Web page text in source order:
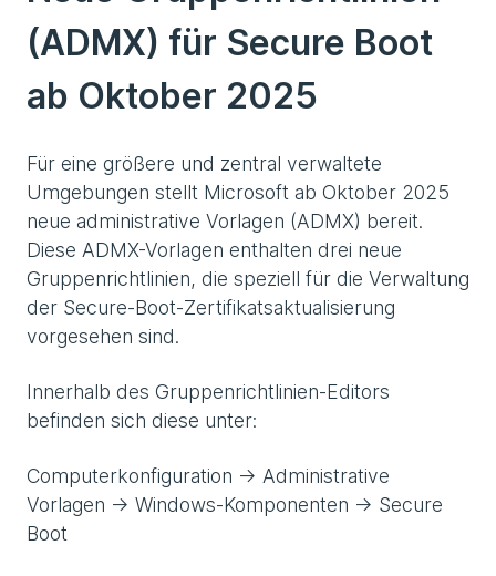
(ADMX) für Secure Boot
ab Oktober 2025
Für eine größere und zentral verwaltete
Umgebungen stellt Microsoft ab Oktober 2025
neue administrative Vorlagen (ADMX) bereit.
Diese ADMX-Vorlagen enthalten drei neue
Gruppenrichtlinien, die speziell für die Verwaltung
der Secure-Boot-Zertifikatsaktualisierung
vorgesehen sind.
Innerhalb des Gruppenrichtlinien-Editors
befinden sich diese unter:
Computerkonfiguration → Administrative
Vorlagen → Windows-Komponenten → Secure
Boot